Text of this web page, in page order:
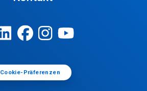
Cookie-Präferenzen